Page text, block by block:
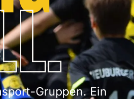
Gruppen. Ein